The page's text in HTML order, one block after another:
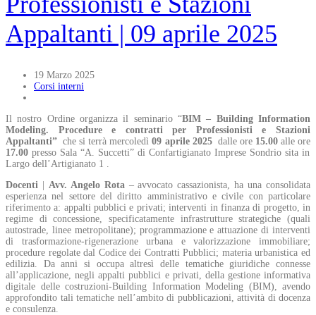
Appaltanti | 09 aprile 2025
19 Marzo 2025
Corsi interni
Il nostro Ordine organizza il seminario “BIM – Building Information
Modeling. Procedure e contratti per Professionisti e Stazioni
Appaltanti”che si terrà mercoledì09 aprile 2025 dalle ore 15.00 alle ore
17.00 presso Sala “A. Succetti” di Confartigianato Imprese Sondrio sita in
Largo dell’Artigianato 1 .
Docenti
Avv. Angelo Rota – avvocato cassazionista, ha una consolidata
esperienza nel settore del diritto amministrativo e civile con particolare
riferimento a: appalti pubblici e privati; interventi in finanza di progetto, in
regime di concessione, specificatamente infrastrutture strategiche (quali
autostrade, linee metropolitane); programmazione e attuazione di interventi
di trasformazione-rigenerazione urbana e valorizzazione immobiliare;
procedure regolate dal Codice dei Contratti Pubblici; materia urbanistica ed
edilizia. Da anni si occupa altresì delle tematiche giuridiche connesse
all’applicazione, negli appalti pubblici e privati, della gestione informativa
digitale delle costruzioni-Building Information Modeling (BIM), avendo
approfondito tali tematiche nell’ambito di pubblicazioni, attività di docenza
e consulenza.